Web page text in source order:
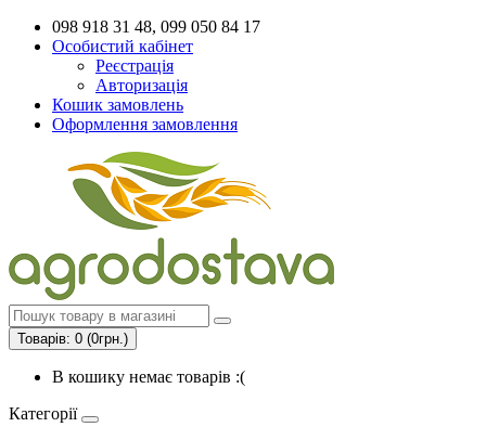
098 918 31 48, 099 050 84 17
Особистий кабінет
Реєстрація
Авторизація
Кошик замовлень
Оформлення замовлення
Товарів: 0 (0грн.)
В кошику немає товарів :(
Категорії